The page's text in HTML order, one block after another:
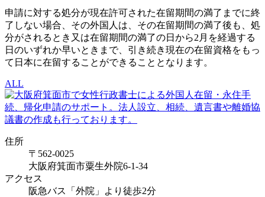
申請に対する処分が現在許可された在留期間の満了までに終
了しない場合、その外国人は、その在留期間の満了後も、処
分がされるとき又は在留期間の満了の日から2月を経過する
日のいずれか早いときまで、引き続き現在の在留資格をもっ
て日本に在留することができることとなります。
ALL
住所
〒562-0025
大阪府箕面市粟生外院6-1-34
アクセス
阪急バス「外院」より徒歩2分